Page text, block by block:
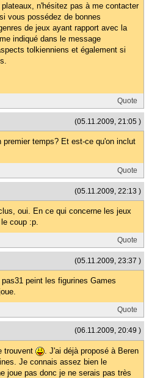
n'hésitez pas à me contacter
vous possédez de bonnes
de jeux ayant rapport avec la
indiqué dans le message
tolkienniens et également si
Quote
(05.11.2009, 21:05 )
temps? Et est-ce qu'on inclut
Quote
(05.11.2009, 22:13 )
oui. En ce qui concerne les jeux
coup :p.
Quote
(05.11.2009, 23:37 )
peint les figurines Games
Quote
(06.11.2009, 20:49 )
trouvent
. J'ai déjà proposé à Beren
Je connais assez bien le
joue pas donc je ne serais pas très